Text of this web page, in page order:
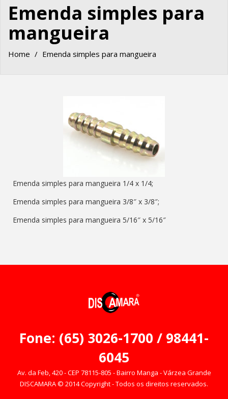
Emenda simples para
mangueira
Home Emenda simples para mangueira
Emenda simples para mangueira 1/4 x 1/4;
Emenda simples para mangueira 3/8″ x 3/8″;
Emenda simples para mangueira 5/16″ x 5/16″
Fone: (65) 3026-1700 / 98441-
6045
Av. da Feb, 420 - CEP 78115-805 - Bairro Manga - Várzea Grande
DISCAMARA © 2014 Copyright - Todos os direitos reservados.